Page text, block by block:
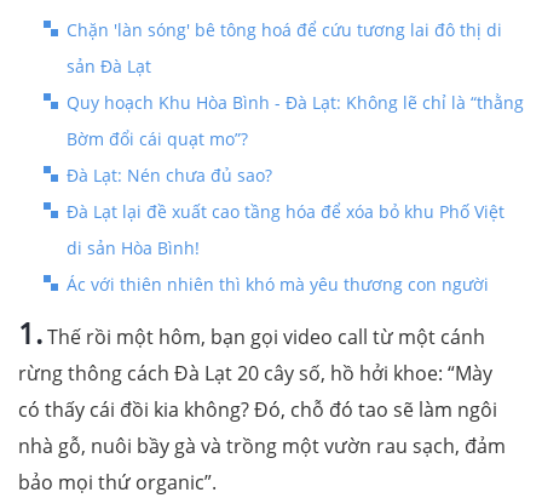
Chặn 'làn sóng' bê tông hoá để cứu tương lai đô thị di
sản Đà Lạt
Quy hoạch Khu Hòa Bình - Đà Lạt: Không lẽ chỉ là “thằng
Bờm đổi cái quạt mo”?
Đà Lạt: Nén chưa đủ sao?
Đà Lạt lại đề xuất cao tầng hóa để xóa bỏ khu Phố Việt
di sản Hòa Bình!
Ác với thiên nhiên thì khó mà yêu thương con người
1.Thế rồi một hôm, bạn gọi video call từ một cánh
rừng thông cách Đà Lạt 20 cây số, hồ hởi khoe: “Mày
có thấy cái đồi kia không? Đó, chỗ đó tao sẽ làm ngôi
nhà gỗ, nuôi bầy gà và trồng một vườn rau sạch, đảm
bảo mọi thứ organic”.